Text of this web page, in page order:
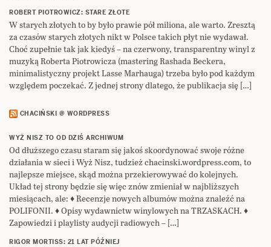
ROBERT PIOTROWICZ: STARE ZŁOTE
W starych złotych to by było prawie pół miliona, ale warto. Zresztą
za czasów starych złotych nikt w Polsce takich płyt nie wydawał.
Choć zupełnie tak jak kiedyś – na czerwony, transparentny winyl z
muzyką Roberta Piotrowicza (mastering Rashada Beckera,
minimalistyczny projekt Lasse Marhauga) trzeba było pod każdym
względem poczekać. Z jednej strony dlatego, że publikacja się […]
CHACIŃSKI @ WORDPRESS
WYŻ NISZ TO OD DZIŚ ARCHIWUM
Od dłuższego czasu staram się jakoś skoordynować swoje różne
działania w sieci i Wyż Nisz, tudzież chacinski.wordpress.com, to
najlepsze miejsce, skąd można przekierowywać do kolejnych.
Układ tej strony będzie się więc znów zmieniał w najbliższych
miesiącach, ale: ♦ Recenzje nowych albumów można znaleźć na
POLIFONII. ♦ Opisy wydawnictw winylowych na TRZASKACH. ♦
Zapowiedzi i playlisty audycji radiowych – […]
RIGOR MORTISS: 21 LAT PÓŹNIEJ